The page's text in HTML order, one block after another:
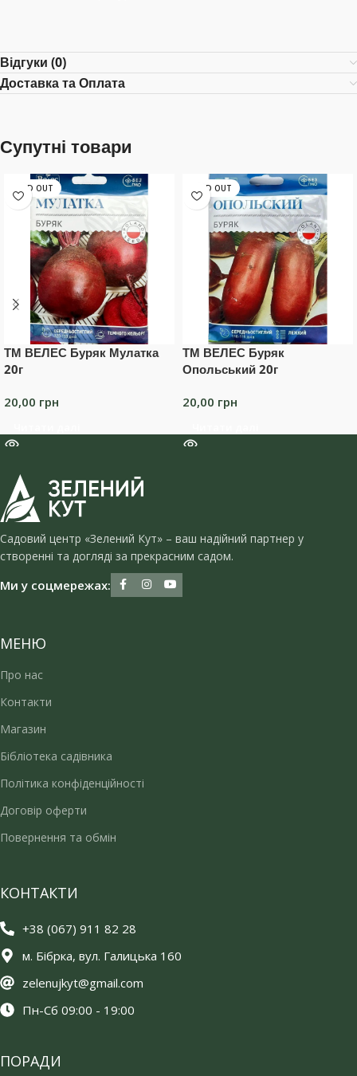
Відгуки (0)
Доставка та Оплата
Супутні товари
SOLD OUT
ТМ ВЕЛЕС Буряк Мулатка
20г
20,00 грн
SOLD OUT
ТМ ВЕЛЕС Буряк
Опольський 20г
20,00 грн
Садовий центр «Зелений Кут» – ваш надійний партнер у
створенні та догляді за прекрасним садом.
Ми у соцмережах:
МЕНЮ
Про нас
Контакти
Магазин
Бібліотека садівника
Політика конфіденційності
Договір оферти
Повернення та обмін
КОНТАКТИ
+38 (067) 911 82 28
м. Бібрка, вул. Галицька 160
zelenujkyt@gmail.com
Пн-Сб 09:00 - 19:00
ПОРАДИ